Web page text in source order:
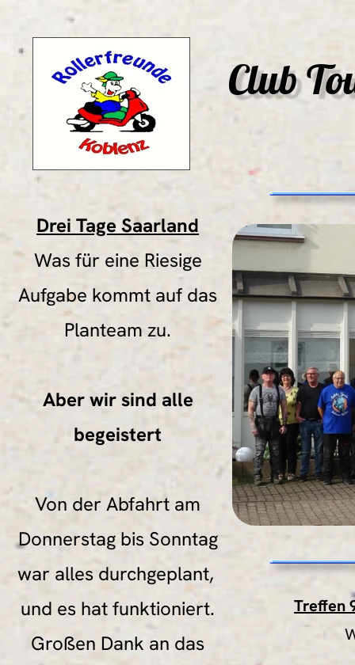
Club
Drei Tage Saarland
Was für eine Riesige
Aufgabe kommt auf das
Planteam zu.
Aber wir sind alle
begeistert
Von der Abfahrt am
Donnerstag bis Sonntag
war alles durchgeplant,
und es hat funktioniert.
Großen Dank an das
Treffen